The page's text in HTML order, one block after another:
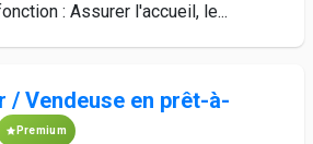
: Assurer l'accueil, le...
/ Vendeuse en prêt-à-
Premium